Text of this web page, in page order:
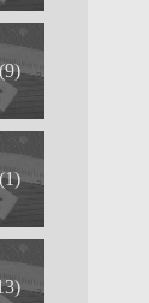
(9)
(1)